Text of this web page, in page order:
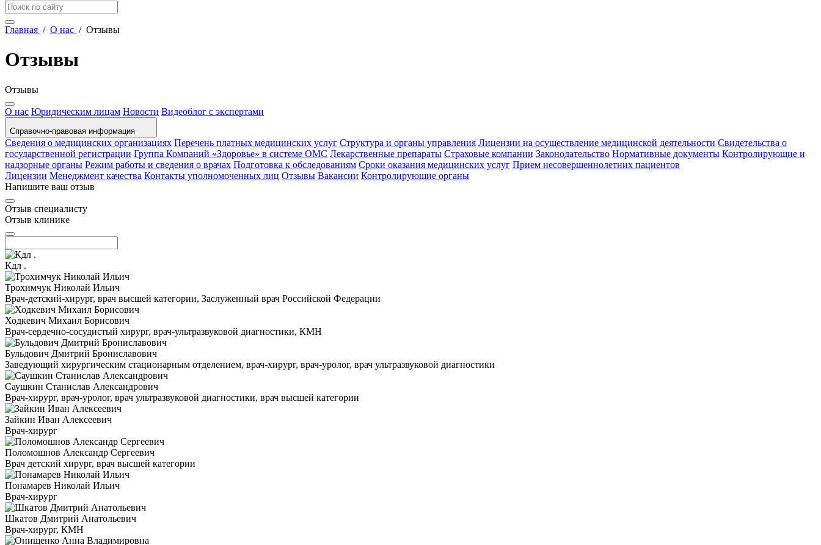
Главная / О нас / Отзывы
Отзывы
Отзывы
О нас Юридическим лицам Новости Видеоблог с экспертами
Справочно-правовая информация
Сведения о медицинских организациях Перечень платных медицинских услуг Структура и органы управления Лицензии на осуществление медицинской деятельности Свидетельства о
государственной регистрации Группа Компаний «Здоровье» в системе ОМС Лекарственные препараты Страховые компании Законодательство Нормативные документы Контролирующие и
надзорные органы Режим работы и сведения о врачах Подготовка к обследованиям Сроки оказания медицинских услуг Прием несовершеннолетних пациентов
Лицензии Менеджмент качества Контакты уполномоченных лиц Отзывы Вакансии Контролирующие органы
Напишите ваш отзыв
Отзыв специалисту
Отзыв клинике
Кдл .
Трохимчук Николай Ильич
Врач-детский-хирург, врач высшей категории, Заслуженный врач Российской Федерации
Ходкевич Михаил Борисович
Врач-сердечно-сосудистый хирург, врач-ультразвуковой диагностики, КМН
Бульдович Дмитрий Брониславович
Заведующий хирургическим стационарным отделением, врач-хирург, врач-уролог, врач ультразвуковой диагностики
Саушкин Станислав Александрович
Врач-хирург, врач-уролог, врач ультразвуковой диагностики, врач высшей категории
Зайкин Иван Алексеевич
Врач-хирург
Поломошнов Александр Сергеевич
Врач детский хирург, врач высшей категории
Понамарев Николай Ильич
Врач-хирург
Шкатов Дмитрий Анатольевич
Врач-хирург, КМН